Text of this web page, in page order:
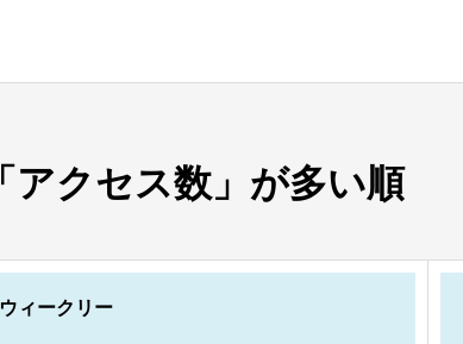
「アクセス数」が多い順
ウィークリー